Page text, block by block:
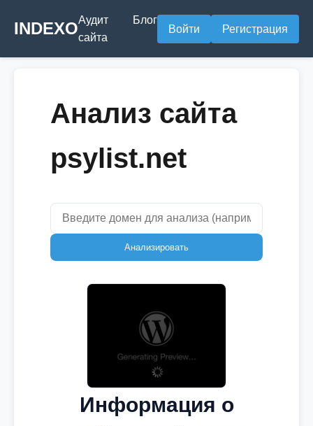
INDEXOАудит
сайта
Блог
Войти Регистрация
Анализ сайта
psylist.net
Анализировать
Информация о